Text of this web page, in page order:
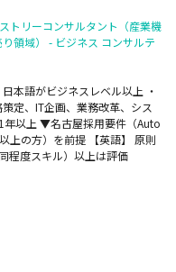
トリーコンサルタント（産業機
領域） - ビジネス コンサルテ
本語がビジネスレベル以上 ・
定、IT企画、業務改革、シス
年以上 ▼名古屋採用要件（Auto
上の方）を前提 【英語】 原則
程度スキル）以上は評価